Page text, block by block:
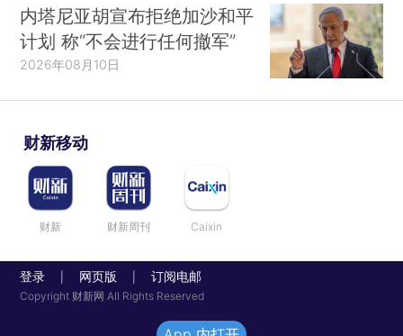
内塔尼亚胡宣布拒绝加沙和平
计划 称“不会进行任何撤军”
2026年08月10日
财新移动
财新 财新周刊 Caixin
登录 网页版 订阅电邮
Copyright 财新网 All Rights Reserved